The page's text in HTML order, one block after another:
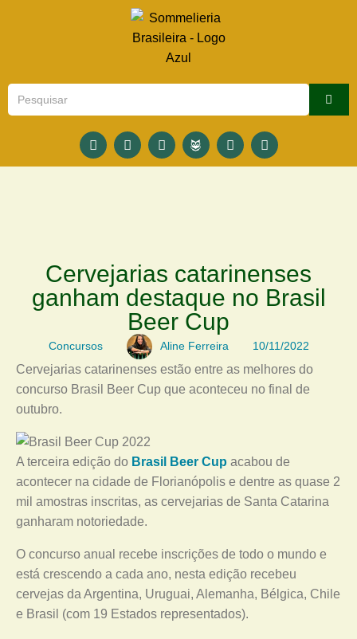
Cervejarias catarinenses
ganham destaque no Brasil
Beer Cup
Concursos Aline Ferreira 10/11/2022
Cervejarias catarinenses estão entre as melhores do
concurso Brasil Beer Cup que aconteceu no final de
outubro.
A terceira edição do Brasil Beer Cup acabou de
acontecer na cidade de Florianópolis e dentre as quase 2
mil amostras inscritas, as cervejarias de Santa Catarina
ganharam notoriedade.
O concurso anual recebe inscrições de todo o mundo e
está crescendo a cada ano, nesta edição recebeu
cervejas da Argentina, Uruguai, Alemanha, Bélgica, Chile
e Brasil (com 19 Estados representados).